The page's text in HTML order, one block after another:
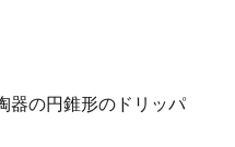
器の円錐形のドリッパ